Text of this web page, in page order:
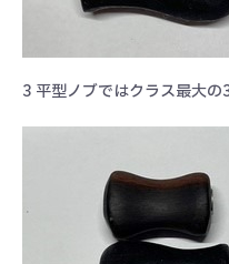
3 平型ノブではクラス最大